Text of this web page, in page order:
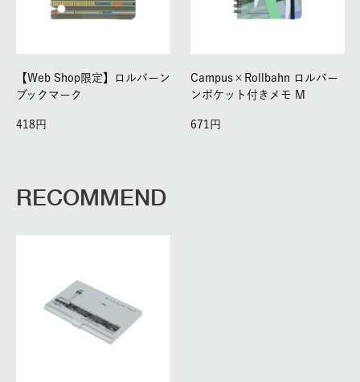
【Web Shop限定】ロルバーン
ブックマーク
418
Campus×Rollbahn ロルバー
ンポケット付きメモ M
671
RECOMMEND